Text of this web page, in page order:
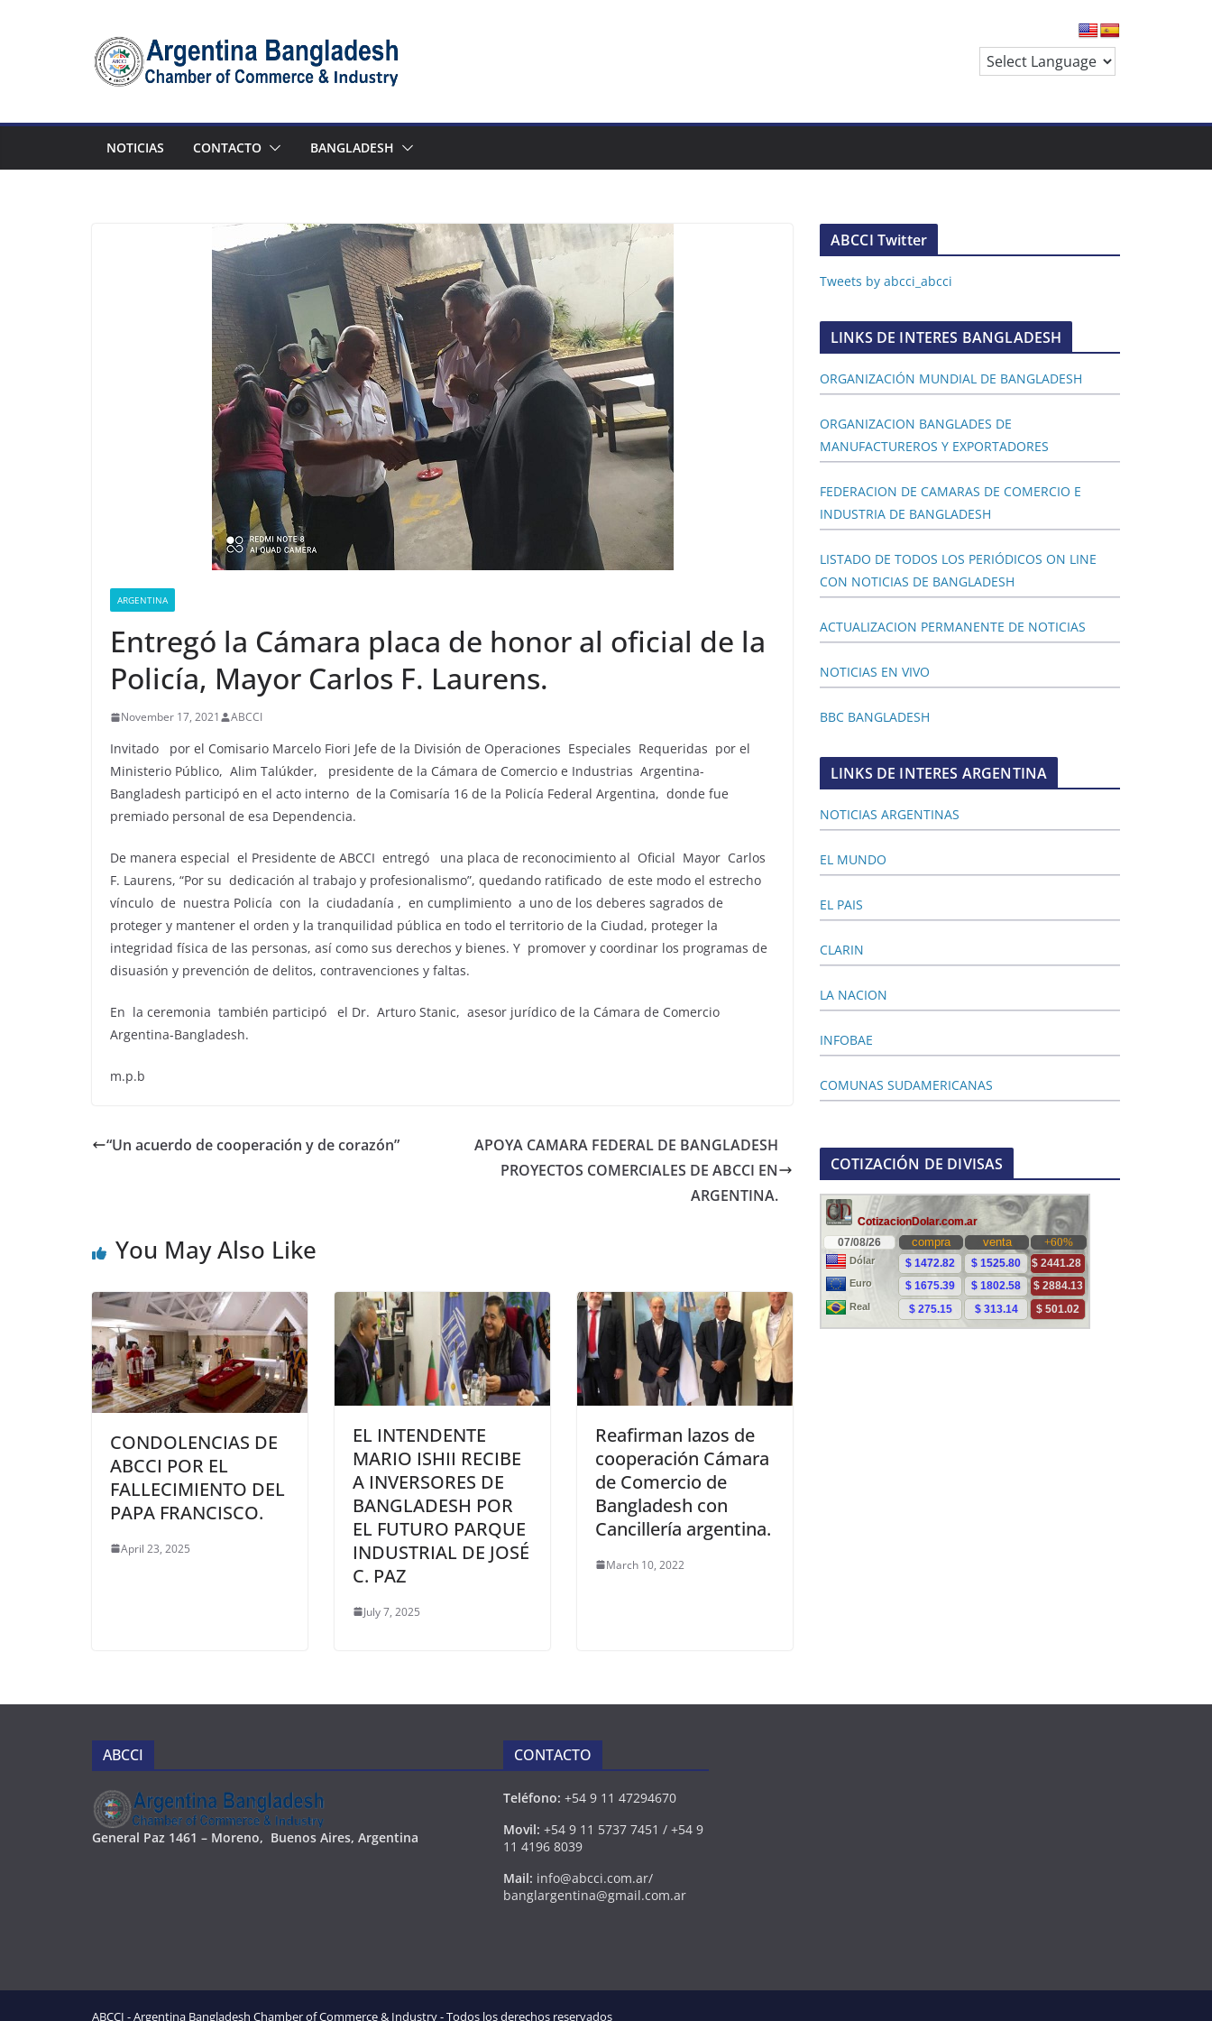
NOTICIAS CONTACTO BANGLADESH
ARGENTINA
Entregó la Cámara placa de honor al oficial de la
Policía, Mayor Carlos F. Laurens.
November 17, 2021 ABCCI
Invitado por el Comisario Marcelo Fiori Jefe de la División de Operaciones Especiales Requeridas por el
Ministerio Público, Alim Talúkder, presidente de la Cámara de Comercio e Industrias Argentina-
Bangladesh participó en el acto interno de la Comisaría 16 de la Policía Federal Argentina, donde fue
premiado personal de esa Dependencia.
De manera especial el Presidente de ABCCI entregó una placa de reconocimiento al Oficial Mayor Carlos
F. Laurens, “Por su dedicación al trabajo y profesionalismo”, quedando ratificado de este modo el estrecho
vínculo de nuestra Policía con la ciudadanía , en cumplimiento a uno de los deberes sagrados de
proteger y mantener el orden y la tranquilidad pública en todo el territorio de la Ciudad, proteger la
integridad física de las personas, así como sus derechos y bienes. Y promover y coordinar los programas de
disuasión y prevención de delitos, contravenciones y faltas.
En la ceremonia también participó el Dr. Arturo Stanic, asesor jurídico de la Cámara de Comercio
Argentina-Bangladesh.
m.p.b
“Un acuerdo de cooperación y de corazón”
APOYA CAMARA FEDERAL DE BANGLADESH
PROYECTOS COMERCIALES DE ABCCI EN
ARGENTINA.
You May Also Like
CONDOLENCIAS DE
ABCCI POR EL
FALLECIMIENTO DEL
PAPA FRANCISCO.
April 23, 2025
EL INTENDENTE
MARIO ISHII RECIBE
A INVERSORES DE
BANGLADESH POR
EL FUTURO PARQUE
INDUSTRIAL DE JOSÉ
C. PAZ
July 7, 2025
Reafirman lazos de
cooperación Cámara
de Comercio de
Bangladesh con
Cancillería argentina.
March 10, 2022
ABCCI Twitter
Tweets by abcci_abcci
LINKS DE INTERES BANGLADESH
ORGANIZACIÓN MUNDIAL DE BANGLADESH
ORGANIZACION BANGLADES DE
MANUFACTUREROS Y EXPORTADORES
FEDERACION DE CAMARAS DE COMERCIO E
INDUSTRIA DE BANGLADESH
LISTADO DE TODOS LOS PERIÓDICOS ON LINE
CON NOTICIAS DE BANGLADESH
ACTUALIZACION PERMANENTE DE NOTICIAS
NOTICIAS EN VIVO
BBC BANGLADESH
LINKS DE INTERES ARGENTINA
NOTICIAS ARGENTINAS
EL MUNDO
EL PAIS
CLARIN
LA NACION
INFOBAE
COMUNAS SUDAMERICANAS
COTIZACIÓN DE DIVISAS
ABCCI
General Paz 1461 – Moreno, Buenos Aires, Argentina
CONTACTO
Teléfono: +54 9 11 47294670
Movil: +54 9 11 5737 7451 / +54 9
11 4196 8039
Mail: info@abcci.com.ar/
banglargentina@gmail.com.ar
ABCCI - Argentina Bangladesh Chamber of Commerce & Industry - Todos los derechos reservados